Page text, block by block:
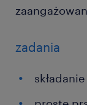
zadania